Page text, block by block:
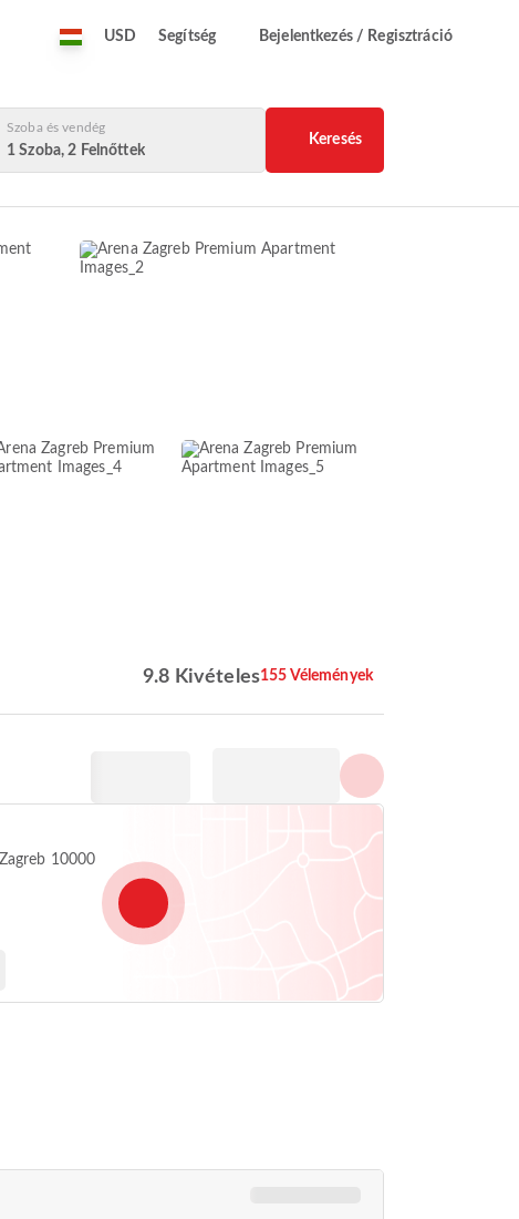
USD Segítség Bejelentkezés / Regisztráció
Szoba és vendég
1 Szoba, 2 Felnőttek
Keresés
9.8 Kivételes155 Vélemények
10000